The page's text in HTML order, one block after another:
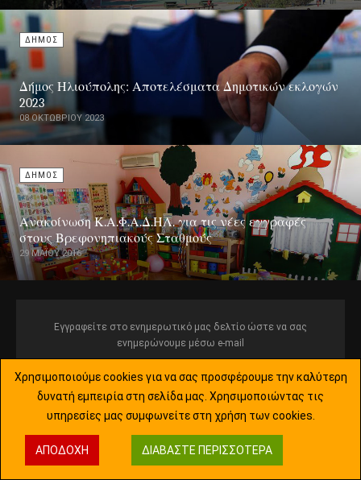
ΔΗΜΟΣ
Δήμος Ηλιούπολης: Αποτελέσματα Δημοτικών εκλογών
2023
08 ΟΚΤΩΒΡΊΟΥ 2023
ΔΗΜΟΣ
Ανακοίνωση Κ.Α.Φ.Α.Δ.ΗΛ. για τις νέες εγγραφές
στους Βρεφονηπιακούς Σταθμούς
29 ΜΑΪ́ΟΥ 2016
Εγγραφείτε στο ενημερωτικό μας δελτίο ώστε να σας
ενημερώνουμε μέσω e-mail
Όροι και Προϋποθέσεις
Χρησιμοποιούμε cookies για να σας προσφέρουμε την καλύτερη
δυνατή εμπειρία στη σελίδα μας. Χρησιμοποιώντας τις
υπηρεσίες μας συμφωνείτε στη χρήση των cookies.
ΑΠΟΔΟΧΉ ΔΙΑΒΆΣΤΕ ΠΕΡΙΣΣΌΤΕΡΑ